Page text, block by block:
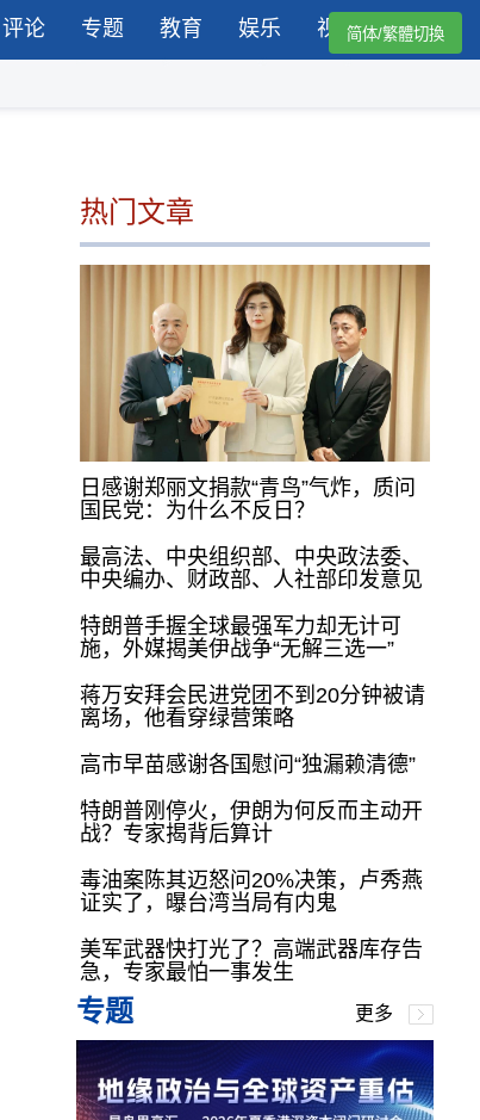
评论 专题 教育 娱乐 视频简体/繁體切換
热门文章
日感谢郑丽文捐款“青鸟”气炸，质问
国民党：为什么不反日？
最高法、中央组织部、中央政法委、
中央编办、财政部、人社部印发意见
特朗普手握全球最强军力却无计可
施，外媒揭美伊战争“无解三选一”
蒋万安拜会民进党团不到20分钟被请
离场，他看穿绿营策略
高市早苗感谢各国慰问“独漏赖清德”
特朗普刚停火，伊朗为何反而主动开
战？专家揭背后算计
毒油案陈其迈怒问20%决策，卢秀燕
证实了，曝台湾当局有内鬼
美军武器快打光了？高端武器库存告
急，专家最怕一事发生
专题 更多